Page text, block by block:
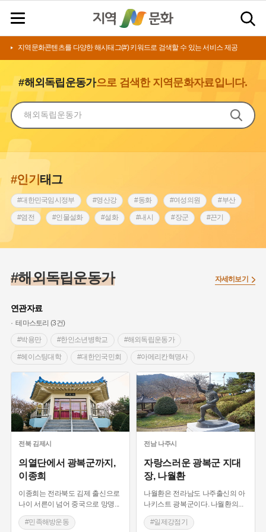
지역문화콘텐츠를 다양한 해시태그(#) 키워드로 검색할 수 있는 서비스 제공
#해외독립운동가으로 검색한 지역문화자료입니다.
#인기태그
#대한민국임시정부 #영산강 #동화 #여성의원 #부산
#염전 #인물설화 #설화 #내시 #장군 #끈기
#독립운동가 #영산포 #성곽 #수령
#풍속
#지역의 설화
#애민 #노원구 #남자현 #조선역사
#강감찬 #박물관 #한의학 #여성 독립운동가
#어린이역사콘텐츠 #강진 #제주도설화 #임시의정원
#전설 #용인 #온라인 생활사박물관 #바위설화 #마을
#백년가게 #인천 #고구려 #지명 #지명유래
#3.1운동 #목민관 #생활용품 #허준 #블루리본
#먼우금 #갯벌 #고구마
#28독립선언 #내성 #왕건 #지역의 오래된 가게
#조선 시대 사회 #바보온달
#해외독립운동가
연관자료
테마스토리 (3건)
#박용만
#한인소년병학교 #해외독립운동가
#헤이스팅대학 #대한인국민회 #아메리칸혁명사
#일제강점기 #민족해방운동 #김제 가볼만한곳
자세히보기
전북 김제시
의열단에서 광복군까지,
이종희
이종희는 전라북도 김제 출신으로
나이 서른이 넘어 중국으로 망명
#민족해방운동
전남 나주시
자랑스러운 광복군 지대
장, 나월환
나월환은 전라남도 나주출신의 아
나키스트 광복군이다. 나월환의
#일제강점기